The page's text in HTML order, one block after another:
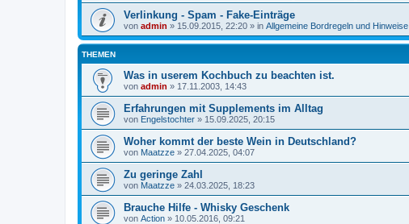
Verlinkung - Spam - Fake-Einträge
von admin » 15.09.2015, 22:20 » in Allgemeine Bordregeln und Hinweise
THEMEN
Was in userem Kochbuch zu beachten ist.
von admin » 17.11.2003, 14:43
Erfahrungen mit Supplements im Alltag
von Engelstochter » 15.09.2025, 20:15
Woher kommt der beste Wein in Deutschland?
von Maatzze » 27.04.2025, 04:07
Zu geringe Zahl
von Maatzze » 24.03.2025, 18:23
Brauche Hilfe - Whisky Geschenk
von Action » 10.05.2016, 09:21